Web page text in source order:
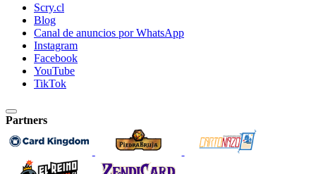
Scry.cl
Blog
Canal de anuncios por WhatsApp
Instagram
Facebook
YouTube
TikTok
Partners